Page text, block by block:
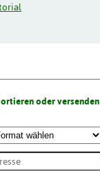
oder versenden